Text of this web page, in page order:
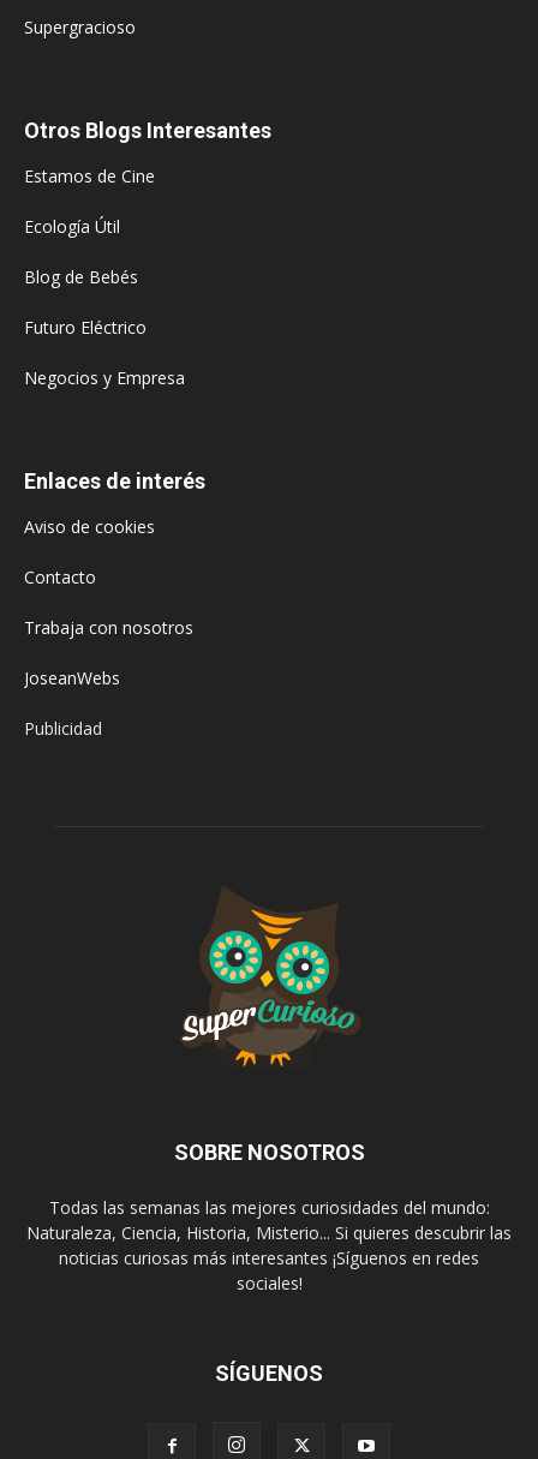
Supergracioso
Otros Blogs Interesantes
Estamos de Cine
Ecología Útil
Blog de Bebés
Futuro Eléctrico
Negocios y Empresa
Enlaces de interés
Aviso de cookies
Contacto
Trabaja con nosotros
JoseanWebs
Publicidad
SOBRE NOSOTROS
Todas las semanas las mejores curiosidades del mundo:
Naturaleza, Ciencia, Historia, Misterio... Si quieres descubrir las
noticias curiosas más interesantes ¡Síguenos en redes
sociales!
SÍGUENOS